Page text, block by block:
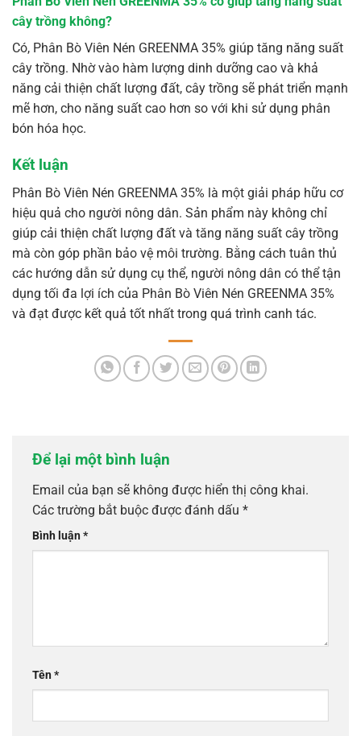
cây trồng không?
Có, Phân Bò Viên Nén GREENMA 35% giúp tăng năng suất
cây trồng. Nhờ vào hàm lượng dinh dưỡng cao và khả
năng cải thiện chất lượng đất, cây trồng sẽ phát triển mạnh
mẽ hơn, cho năng suất cao hơn so với khi sử dụng phân
bón hóa học.
Kết luận
Phân Bò Viên Nén GREENMA 35% là một giải pháp hữu cơ
hiệu quả cho người nông dân. Sản phẩm này không chỉ
giúp cải thiện chất lượng đất và tăng năng suất cây trồng
mà còn góp phần bảo vệ môi trường. Bằng cách tuân thủ
các hướng dẫn sử dụng cụ thể, người nông dân có thể tận
dụng tối đa lợi ích của Phân Bò Viên Nén GREENMA 35%
và đạt được kết quả tốt nhất trong quá trình canh tác.
Để lại một bình luận
Email của bạn sẽ không được hiển thị công khai.
Các trường bắt buộc được đánh dấu *
Bình luận*
Tên*